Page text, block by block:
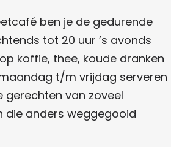
ben je de gedurende
tot 20 uur ’s avonds
koffie, thee, koude dranken
t/m vrijdag serveren
gerechten van zoveel
die anders weggegooid